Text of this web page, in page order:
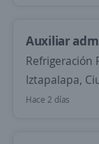
Auxiliar
Refrigeración
Iztapalapa,
Hace 2 días